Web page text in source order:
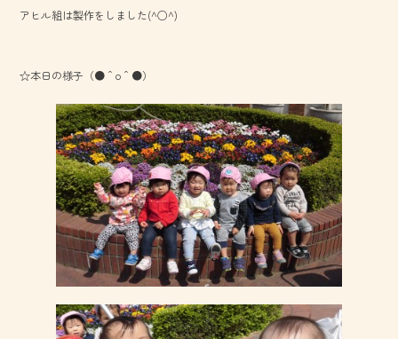
アヒル組は製作をしました(^○^)
☆本日の様子（●＾o＾●）